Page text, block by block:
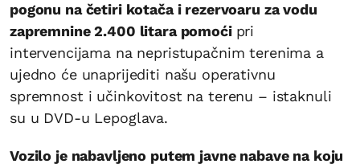
pogonu na četiri kotača i rezervoaru za vodu
zapremnine 2.400 litara pomoći pri
intervencijama na nepristupačnim terenima a
ujedno će unaprijediti našu operativnu
spremnost i učinkovitost na terenu – istaknuli
su u DVD-u Lepoglava.
Vozilo je nabavljeno putem javne nabave na koju